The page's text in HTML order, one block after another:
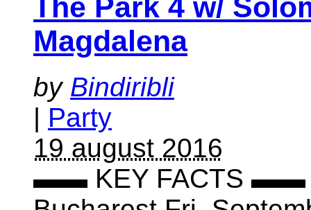
Magdalena
by Bindiribli
| Party
19 august 2016
▬▬ KEY FACTS ▬▬